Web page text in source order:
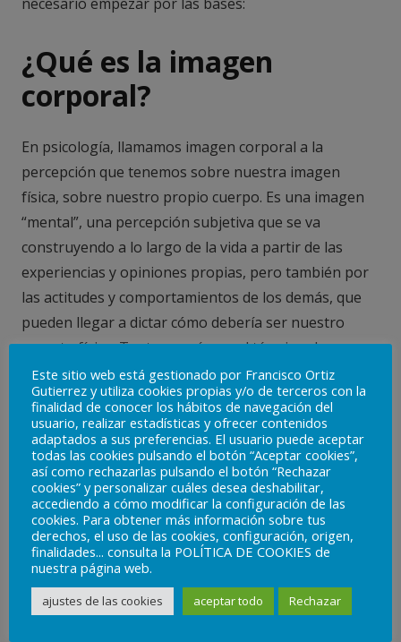
¿Qué es la imagen
corporal?
En psicología, llamamos imagen corporal a la
percepción que tenemos sobre nuestra imagen
física, sobre nuestro propio cuerpo. Es una imagen
“mental”, una percepción subjetiva que se va
construyendo a lo largo de la vida a partir de las
experiencias y opiniones propias, pero también por
las actitudes y comportamientos de los demás, que
pueden llegar a dictar cómo debería ser nuestro
aspecto físico. Tanto es así, que el término de
operación bikinise ha popularizado tanto hasta el
punto de ser casi una rutina colectiva que marca
cómo tendrá que ser nuestra imagen corporal en
esta época del año.
Si nuestra imagen no se ajusta a estas exigencias del
entorno, surgen una serie de pensamientos,
emociones yconductasque, aunque a corto plazo
nos protegen, a medio y largo plazo alimentan esta
percepción negativa: mirarse constantemente en el
espejo, evitar mostrar ciertas partes del cuerpo,
Este sitio web está gestionado por Francisco Ortiz
Gutierrez y utiliza cookies propias y/o de terceros con la
finalidad de conocer los hábitos de navegación del
usuario, realizar estadísticas y ofrecer contenidos
adaptados a sus preferencias. El usuario puede aceptar
todas las cookies pulsando el botón “Aceptar cookies”,
así como rechazarlas pulsando el botón “Rechazar
cookies” y personalizar cuáles desea deshabilitar,
accediendo a cómo modificar la configuración de las
cookies. Para obtener más información sobre tus
derechos, el uso de las cookies, configuración, origen,
finalidades... consulta la POLÍTICA DE COOKIES de
nuestra página web.
ajustes de las cookies aceptar todo Rechazar